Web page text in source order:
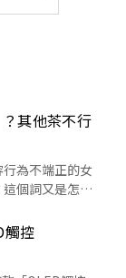
其他茶不行
為不端正的女
個詞又是怎麼
觸控